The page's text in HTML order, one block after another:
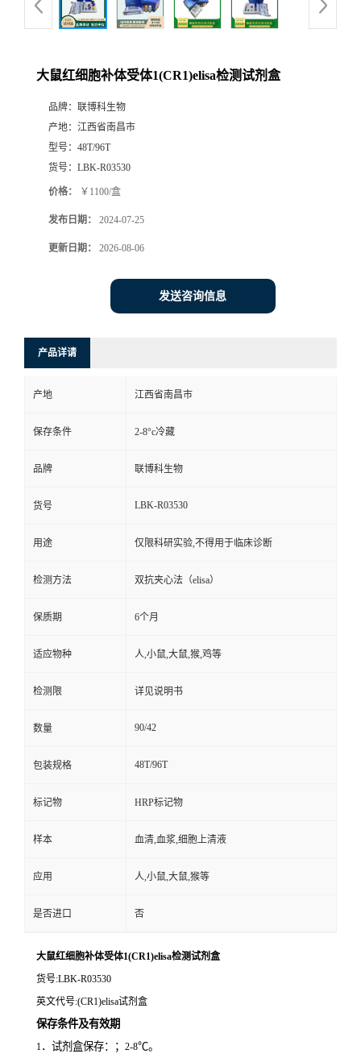
大鼠红细胞补体受体1(CR1)elisa检测试剂盒
品牌： 联博科生物
产地： 江西省南昌市
型号： 48T/96T
货号： LBK-R03530
价格： ￥1100/盒
发布日期： 2024-07-25
更新日期： 2026-08-06
发送咨询信息
产品详请
产地 江西省南昌市
保存条件 2-8°c冷藏
品牌 联博科生物
货号 LBK-R03530
用途 仅限科研实验,不得用于临床诊断
检测方法 双抗夹心法（elisa）
保质期 6个月
适应物种 人,小鼠,大鼠,猴,鸡等
检测限 详见说明书
数量 90/42
包装规格 48T/96T
标记物 HRP标记物
样本 血清,血浆,细胞上清液
应用 人,小鼠,大鼠,猴等
是否进口 否
大鼠红细胞补体受体1(CR1)elisa检测试剂盒
货号:LBK-R03530
英文代号:(CR1)elisa试剂盒
保存条件及有效期
1．试剂盒保存：； 2-8℃。